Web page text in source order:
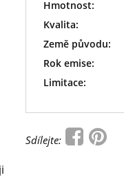
Hmotnost:
Kvalita:
Země původu:
Rok emise:
Limitace:
Sdílejte: